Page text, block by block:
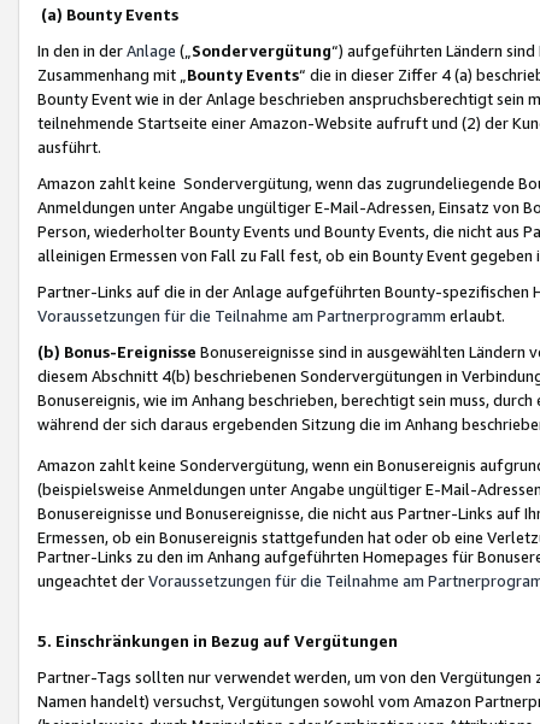
(a) Bounty Events
In den in derAnlage („ Sondervergütung“) aufgeführten Ländern
Zusammenhang mit „ Bounty Events“ die in dieser Ziffer 4 (a)
Bounty Event wie in der Anlage beschrieben anspruchsberechtigt sein
teilnehmende Startseite einer Amazon-Website aufruft und (2) der
ausführt.
Amazon zahlt keine Sondervergütung, wenn das zugrundeliegende
Anmeldungen unter Angabe ungültiger E-Mail-Adressen, Einsatz von
Person, wiederholter Bounty Events und Bounty Events, die nicht
alleinigen Ermessen von Fall zu Fall fest, ob ein Bounty Event
Partner-Links auf die in der Anlage aufgeführten Bounty-spezifischen
Voraussetzungen für die Teilnahme am Partnerprogramm erlaubt.
(b) Bonus-Ereignisse Bonusereignisse sind in ausgewählten Ländern
diesem Abschnitt 4(b) beschriebenen Sondervergütungen in
Bonusereignis, wie im Anhang beschrieben, berechtigt sein muss,
während der sich daraus ergebenden Sitzung die im Anhang
Amazon zahlt keine Sondervergütung, wenn ein Bonusereignis
(beispielsweise Anmeldungen unter Angabe ungültiger E-Mail-
Bonusereignisse und Bonusereignisse, die nicht aus Partner-Links auf
Ermessen, ob ein Bonusereignis stattgefunden hat oder ob eine
Partner-Links zu den im Anhang aufgeführten Homepages für
ungeachtet derVoraussetzungen für die Teilnahme am
5. Einschränkungen in Bezug auf Vergütungen
Partner-Tags sollten nur verwendet werden, um von den
Namen handelt) versuchst, Vergütungen sowohl vom Amazon